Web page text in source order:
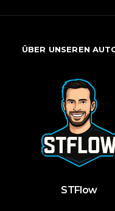
ÜBER UNSEREN
STFlow